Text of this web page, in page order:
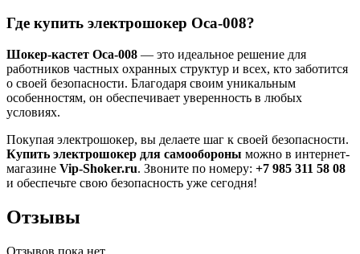
Где купить электрошокер Оса-008?
Шокер-кастет Оса-008 — это идеальное решение для
работников частных охранных структур и всех, кто заботится
о своей безопасности. Благодаря своим уникальным
особенностям, он обеспечивает уверенность в любых
условиях.
Покупая электрошокер, вы делаете шаг к своей безопасности.
Купить электрошокер для самообороны можно в интернет-
магазине Vip-Shoker.ru. Звоните по номеру: +7 985 311 58 08
и обеспечьте свою безопасность уже сегодня!
Отзывы
Отзывов пока нет.